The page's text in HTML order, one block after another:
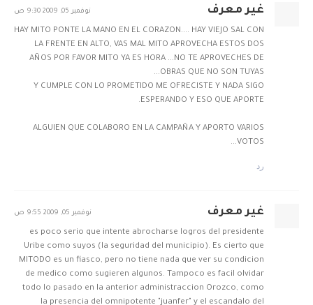
غير معرف نوفمبر 05, 2009 9:30 ص
HAY MITO PONTE LA MANO EN EL CORAZON.... HAY VIEJO SAL CON
LA FRENTE EN ALTO, VAS MAL MITO APROVECHA ESTOS DOS
AÑOS POR FAVOR MITO YA ES HORA ...NO TE APROVECHES DE
OBRAS QUE NO SON TUYAS...
Y CUMPLE CON LO PROMETIDO ME OFRECISTE Y NADA SIGO
ESPERANDO Y ESO QUE APORTE.
ALGUIEN QUE COLABORO EN LA CAMPAÑA Y APORTO VARIOS
VOTOS...
رد
غير معرف نوفمبر 05, 2009 9:55 ص
es poco serio que intente abrocharse logros del presidente
Uribe como suyos (la seguridad del municipio). Es cierto que
MITODO es un fiasco, pero no tiene nada que ver su condicion
de medico como sugieren algunos. Tampoco es facil olvidar
todo lo pasado en la anterior administraccion Orozco, como
la presencia del omnipotente "juanfer" y el escandalo del